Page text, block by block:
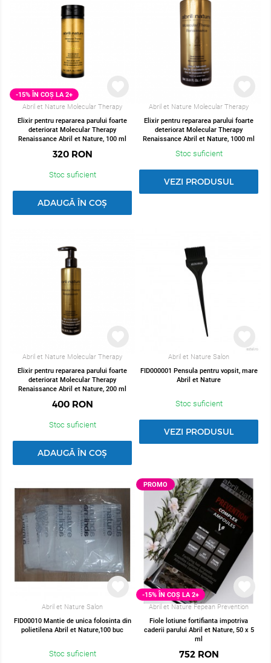
-15% ÎN COȘ LA 2+
Abril et Nature Molecular Therapy
Elixir pentru repararea parului foarte
deteriorat Molecular Therapy
Renaissance Abril et Nature, 100 ml
320 RON
Stoc suficient
ADAUGĂ ÎN COȘ
Abril et Nature Molecular Therapy
Elixir pentru repararea parului foarte
deteriorat Molecular Therapy
Renaissance Abril et Nature, 1000 ml
Stoc suficient
VEZI PRODUSUL
Abril et Nature Molecular Therapy
Elixir pentru repararea parului foarte
deteriorat Molecular Therapy
Renaissance Abril et Nature, 200 ml
400 RON
Stoc suficient
ADAUGĂ ÎN COȘ
Abril et Nature Salon
FID000001 Pensula pentru vopsit, mare
Abril et Nature
Stoc suficient
VEZI PRODUSUL
Abril et Nature Salon
FID00010 Mantie de unica folosinta din
polietilena Abril et Nature,100 buc
Stoc suficient
-15% ÎN COȘ LA 2+
Abril et Nature Fepean Prevention
Fiole lotiune fortifianta impotriva
caderii parului Abril et Nature, 50 x 5
ml
752 RON
PROMO